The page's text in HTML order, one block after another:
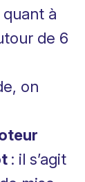
quant à
de 6
on
: il s’agit